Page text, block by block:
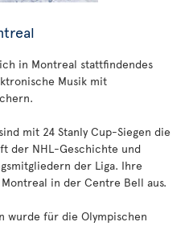
in Montreal stattfindendes
Musik mit
mit 24 Stanly Cup-Siegen die
der NHL-Geschichte und
der Liga. Ihre
in der Centre Bell aus.
wurde für die Olympischen